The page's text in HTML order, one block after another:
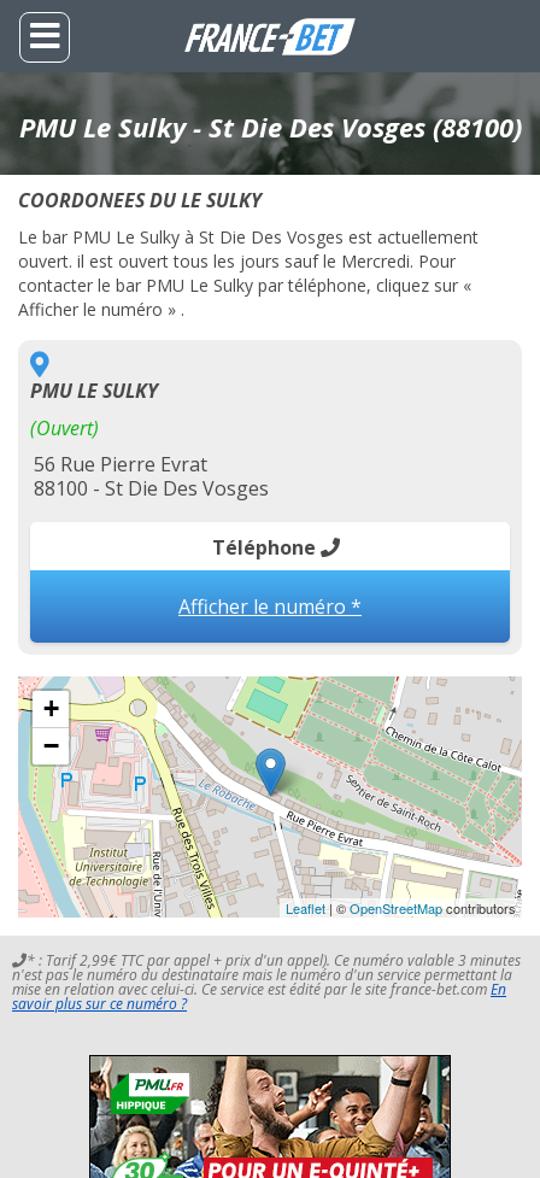
PMU Le Sulky - St Die Des Vosges (88100)
COORDONEES DU LE SULKY
Le bar PMU Le Sulky à St Die Des Vosges est actuellement
ouvert. il est ouvert tous les jours sauf le Mercredi. Pour
contacter le bar PMU Le Sulky par téléphone, cliquez sur «
Afficher le numéro » .
PMU LE SULKY
(Ouvert)
56 Rue Pierre Evrat
88100 - St Die Des Vosges
Téléphone
Afficher le numéro *
+
−
Leaflet | ©OpenStreetMapcontributors
* : Tarif 2,99€ TTC par appel + prix d'un appel). Ce numéro valable 3 minutes
n'est pas le numéro du destinataire mais le numéro d'un service permettant la
mise en relation avec celui-ci. Ce service est édité par le site france-bet.comEn
savoir plus sur ce numéro ?